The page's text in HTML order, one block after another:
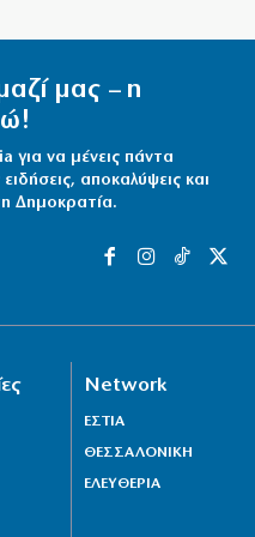
Κυθήρων
της
για την πτώση
στη Ν.
μας – η
για να μένεις πάντα
αποκαλύψεις και
Δημοκρατία.
Network
ΕΣΤΙΑ
ΘΕΣΣΑΛΟΝΙΚΗ
ΕΛΕΥΘΕΡΙΑ